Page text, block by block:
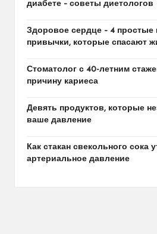
диабете – советы диетологов
Здоровое сердце – 4 простые
привычки, которые спасают
Стоматолог с 40-летним
причину кариеса
Девять продуктов, которые
ваше давление
Как стакан свекольного сока
артериальное давление